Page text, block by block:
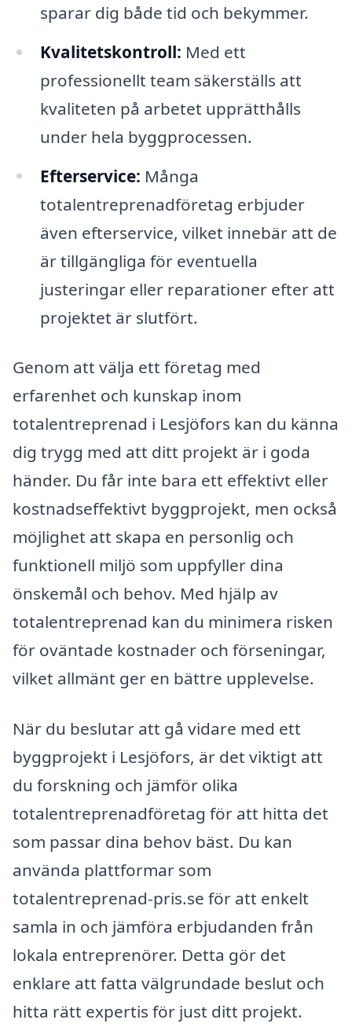
sparar dig både tid och bekymmer.
Kvalitetskontroll: Med ett
professionellt team säkerställs att
kvaliteten på arbetet upprätthålls
under hela byggprocessen.
Efterservice: Många
totalentreprenadföretag erbjuder
även efterservice, vilket innebär att de
är tillgängliga för eventuella
justeringar eller reparationer efter att
projektet är slutfört.
Genom att välja ett företag med
erfarenhet och kunskap inom
totalentreprenad i Lesjöfors kan du känna
dig trygg med att ditt projekt är i goda
händer. Du får inte bara ett effektivt eller
kostnadseffektivt byggprojekt, men också
möjlighet att skapa en personlig och
funktionell miljö som uppfyller dina
önskemål och behov. Med hjälp av
totalentreprenad kan du minimera risken
för oväntade kostnader och förseningar,
vilket allmänt ger en bättre upplevelse.
När du beslutar att gå vidare med ett
byggprojekt i Lesjöfors, är det viktigt att
du forskning och jämför olika
totalentreprenadföretag för att hitta det
som passar dina behov bäst. Du kan
använda plattformar som
totalentreprenad-pris.se för att enkelt
samla in och jämföra erbjudanden från
lokala entreprenörer. Detta gör det
enklare att fatta välgrundade beslut och
hitta rätt expertis för just ditt projekt.